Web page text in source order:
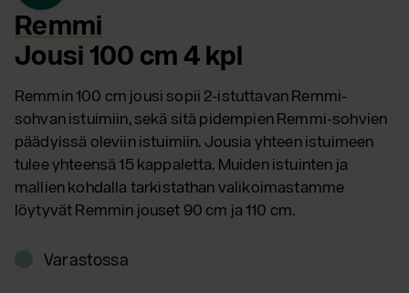
Remmi
Jousi 100 cm 4 kpl
Remmin 100 cm jousi sopii 2-istuttavan Remmi-
sohvan istuimiin, sekä sitä pidempien Remmi-sohvien
päädyissä oleviin istuimiin. Jousia yhteen istuimeen
tulee yhteensä 15 kappaletta. Muiden istuinten ja
mallien kohdalla tarkistathan valikoimastamme
löytyvät Remmin jouset 90 cm ja 110 cm.
Varastossa